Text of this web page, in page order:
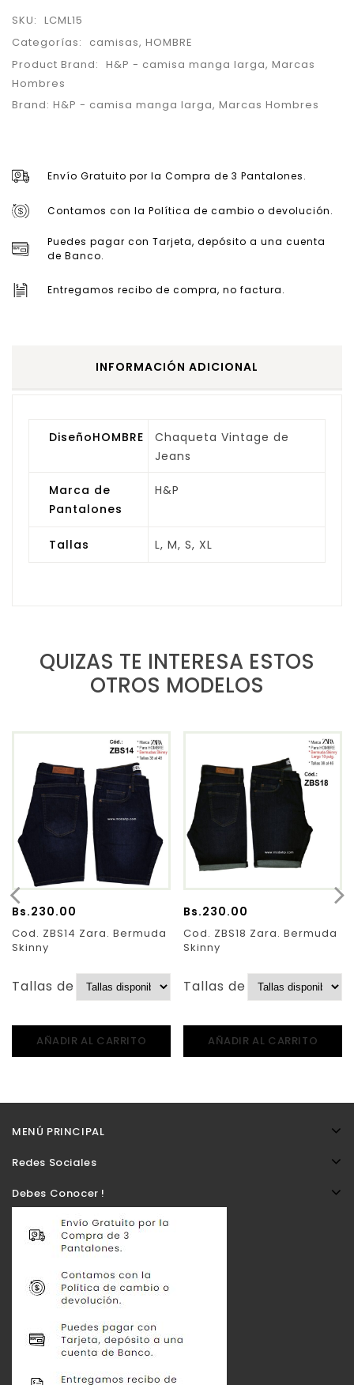
SKU: LCML15
Categorías:
camisas, HOMBRE
Product Brand: H&P - camisa manga larga, Marcas
Hombres
Brand: H&P - camisa manga larga, Marcas Hombres
Envío Gratuito por la Compra de 3 Pantalones.
Contamos con la Política de cambio o devolución.
Puedes pagar con Tarjeta, depósito a una cuenta
de Banco.
Entregamos recibo de compra, no factura.
INFORMACIÓN ADICIONAL
DiseñoHOMBRE
Chaqueta Vintage de
Jeans
Marca de
Pantalones
H&P
Tallas L, M, S, XL
QUIZAS TE INTERESA ESTOS
OTROS MODELOS
Bs.230.00
Cod. ZBS14 Zara. Bermuda
Skinny
Tallas de Pantalones:
AÑADIR AL CARRITO
Bs.230.00
Cod. ZBS18 Zara. Bermuda
Skinny
Tallas de Pantalones:
AÑADIR AL CARRITO
MENÚ PRINCIPAL
Redes Sociales
Debes Conocer !